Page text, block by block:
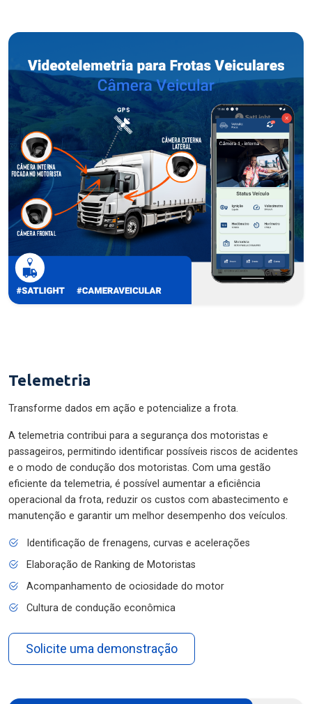
Telemetria
Transforme dados em ação e potencialize a frota.
A telemetria contribui para a segurança dos motoristas e
passageiros, permitindo identificar possíveis riscos de acidentes
e o modo de condução dos motoristas. Com uma gestão
eficiente da telemetria, é possível aumentar a eficiência
operacional da frota, reduzir os custos com abastecimento e
manutenção e garantir um melhor desempenho dos veículos.
Identificação de frenagens, curvas e acelerações
Elaboração de Ranking de Motoristas
Acompanhamento de ociosidade do motor
Cultura de condução econômica
Solicite uma demonstração